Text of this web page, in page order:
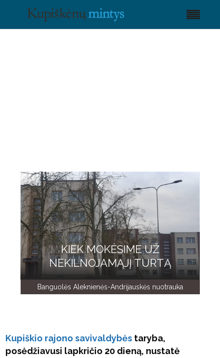
KIEK MOKĖSIME UŽ
NEKILNOJAMĄJĮ TURTĄ
Banguolės Aleknienės-Andrijauskės nuotrauka
Kupiškio rajono savivaldybės taryba,
posėdžiavusi lapkričio 20 dieną, nustatė